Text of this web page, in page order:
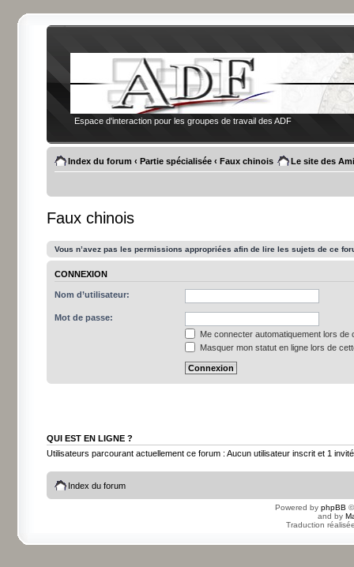
Espace d'interaction pour les groupes de travail des ADF
Index du forum ‹ Partie spécialisée ‹ Faux chinois Le site des
Faux chinois
Vous n’avez pas les permissions appropriées afin de lire les sujets de ce
CONNEXION
Nom d’utilisateur:
Mot de passe:
Me connecter automatiquement lors de
Masquer mon statut en ligne lors de
QUI EST EN LIGNE ?
Utilisateurs parcourant actuellement ce forum : Aucun utilisateur inscrit et 1 invité
Index du forum
Powered by phpBB
and by
Traduction